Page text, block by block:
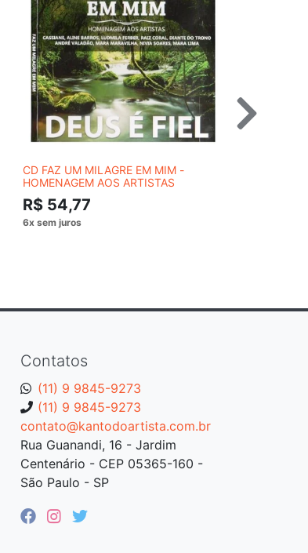
CD FAZ UM MILAGRE EM MIM -
HOMENAGEM AOS ARTISTAS
R$ 54,77
Contatos
(11) 9 9845-9273
(11) 9 9845-9273
contato@kantodoartista.com.br
Rua Guanandi, 16 - Jardim
Centenário - CEP 05365-160 -
São Paulo - SP